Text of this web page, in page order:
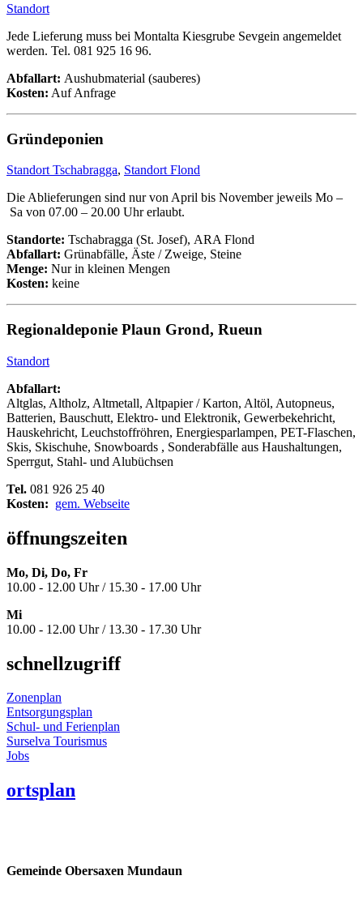
Standort
Jede Lieferung muss bei Montalta Kiesgrube Sevgein angemeldet
werden. Tel. 081 925 16 96.
Abfallart: Aushubmaterial (sauberes)
Kosten: Auf Anfrage
Gründeponien
Standort Tschabragga, Standort Flond
Die Ablieferungen sind nur von April bis November jeweils Mo –
Sa von 07.00 – 20.00 Uhr erlaubt.
Standorte: Tschabragga (St. Josef), ARA Flond
Abfallart: Grünabfälle, Äste / Zweige, Steine
Menge: Nur in kleinen Mengen
Kosten: keine
Regionaldeponie Plaun Grond, Rueun
Standort
Abfallart:
Altglas, Altholz, Altmetall, Altpapier / Karton, Altöl, Autopneus,
Batterien, Bauschutt, Elektro- und Elektronik, Gewerbekehricht,
Hauskehricht, Leuchstoffröhren, Energiesparlampen, PET-Flaschen,
Skis, Skischuhe, Snowboards , Sonderabfälle aus Haushaltungen,
Sperrgut, Stahl- und Alubüchsen
Tel. 081 926 25 40
Kosten: gem. Webseite
öffnungszeiten
Mo, Di, Do, Fr
10.00 - 12.00 Uhr / 15.30 - 17.00 Uhr
Mi
10.00 - 12.00 Uhr / 13.30 - 17.30 Uhr
schnellzugriff
Zonenplan
Entsorgungsplan
Schul- und Ferienplan
Surselva Tourismus
Jobs
ortsplan
Gemeinde Obersaxen Mundaun